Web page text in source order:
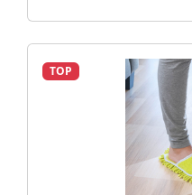
TOP